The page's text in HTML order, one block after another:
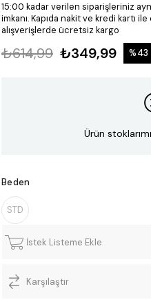
15:00 kadar verilen siparişleriniz
imkanı.Kapıda nakit ve kredi kartı ile
alışverişlerde ücretsiz kargo
₺614,99 ₺349,99 %43
Ürün
Beden
STD
İstek Listeme Ekle
Karşılaştır